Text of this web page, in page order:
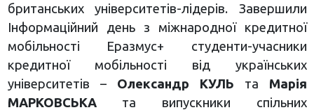
британських університетів-лідерів. Завершили
Інформаційний день з міжнародної кредитної
мобільності Еразмус+ студенти-учасники
кредитної мобільності від українських
університетів – Олександр КУЛЬ та Марія
МАРКОВСЬКАта випускники спільних